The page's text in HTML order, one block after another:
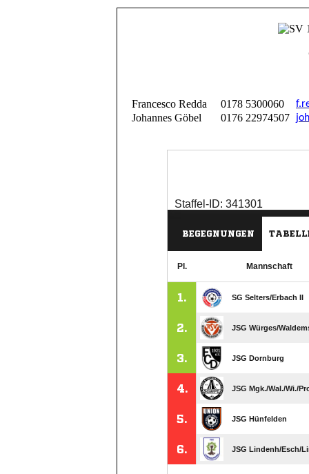
Francesco Redda 0178 5300060
Johannes Göbel 0176 22974507